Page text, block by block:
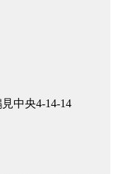
中央4-14-14